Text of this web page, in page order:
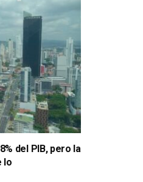
del PIB, pero la
lo